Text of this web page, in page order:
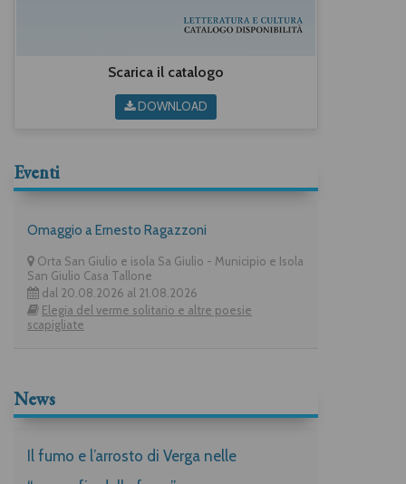
Scarica il catalogo
DOWNLOAD
Eventi
Omaggio a Ernesto Ragazzoni
Orta San Giulio e isola Sa Giulio - Municipio e Isola
San Giulio Casa Tallone
dal 20.08.2026 al 21.08.2026
Elegia del verme solitario e altre poesie
scapigliate
News
Il fumo e l’arrosto di Verga nelle